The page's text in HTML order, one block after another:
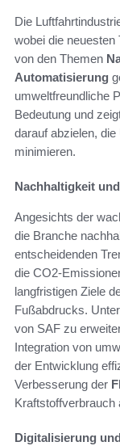
Die
wobei die neuesten
von den Themen
Automatisierung
umweltfreundliche
Bedeutung und
darauf abzielen,
minimieren.
Nachhaltigkeit
Angesichts der
die Branche
entscheidenden
die CO2-
langfristigen Ziele
Fußabdrucks.
von SAF zu
Integration von
der Entwicklung
Verbesserung der
Kraftstoffverbrauch
Digitalisierung